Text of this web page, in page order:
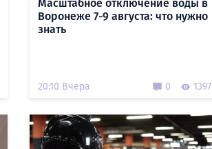
Масштабное отключение воды в
Воронеже 7-9 августа: что нужно
знать
20:10 Вчера 0 1397